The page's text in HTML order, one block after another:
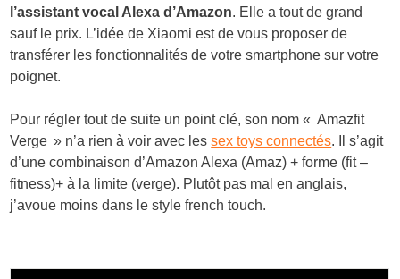
l’assistant vocal Alexa d’Amazon. Elle a tout de grand
sauf le prix. L’idée de Xiaomi est de vous proposer de
transférer les fonctionnalités de votre smartphone sur votre
poignet.
Pour régler tout de suite un point clé, son nom « Amazfit
Verge » n’a rien à voir avec lessex toys connectés. Il s’agit
d’une combinaison d’Amazon Alexa (Amaz) + forme (fit –
fitness)+ à la limite (verge). Plutôt pas mal en anglais,
j’avoue moins dans le style french touch.